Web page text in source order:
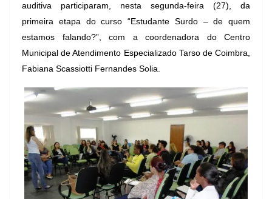
auditiva participaram, nesta segunda-feira (27), da
primeira etapa do curso “Estudante Surdo – de quem
estamos falando?”, com a coordenadora do Centro
Municipal de Atendimento Especializado Tarso de Coimbra,
Fabiana Scassiotti Fernandes Solia.